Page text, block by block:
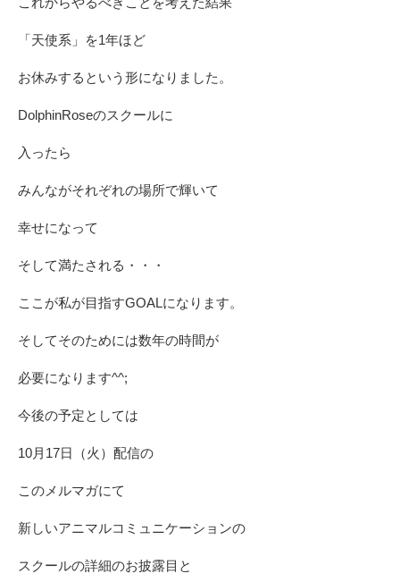
「天使系」を1年ほど
お休みするという形になりました。
DolphinRoseのスクールに
入ったら
みんながそれぞれの場所で輝いて
幸せになって
そして満たされる・・・
ここが私が目指すGOALになります。
そしてそのためには数年の時間が
必要になります^^;
今後の予定としては
10月17日（火）配信の
このメルマガにて
新しいアニマルコミュニケーションの
スクールの詳細のお披露目と